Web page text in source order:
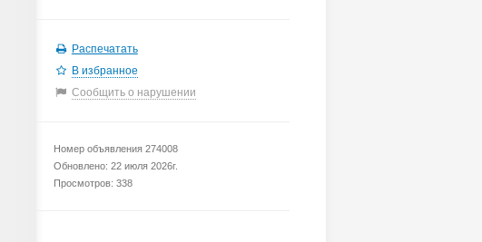
Распечатать
В избранное
Сообщить о нарушении
Номер объявления 274008
Обновлено: 22 июля 2026г.
Просмотров: 338